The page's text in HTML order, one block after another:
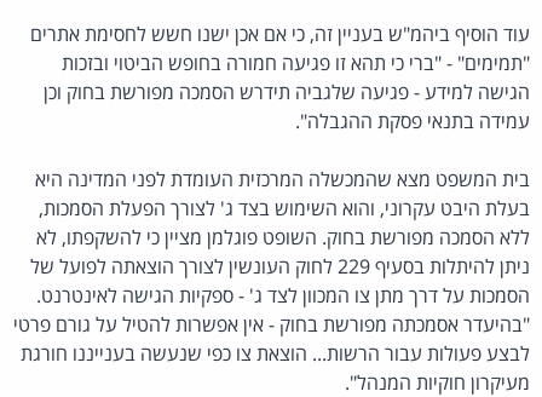
עוד הוסיף ביהמ"ש בעניין זה, כי אם אכן ישנו חשש לחסימת אתרים
"תמימים" - "ברי כי תהא זו פגיעה חמורה בחופש הביטוי ובזכות
הגישה למידע - פגיעה שלגביה תידרש הסמכה מפורשת בחוק וכן
עמידה בתנאי פסקת ההגבלה".
בית המשפט מצא שהמכשלה המרכזית העומדת לפני המדינה היא
בעלת היבט עקרוני, והוא השימוש בצד ג' לצורך הפעלת הסמכות,
ללא הסמכה מפורשת בחוק. השופט פוגלמן מציין כי להשקפתו, לא
ניתן להיתלות בסעיף 229 לחוק העונשין לצורך הוצאתה לפועל של
הסמכות על דרך מתן צו המכוון לצד ג' - ספקיות הגישה לאינטרנט.
"בהיעדר אסמכתה מפורשת בחוק - אין אפשרות להטיל על גורם פרטי
לבצע פעולות עבור הרשות... הוצאת צו כפי שנעשה בענייננו חורגת
מעיקרון חוקיות המנהל".